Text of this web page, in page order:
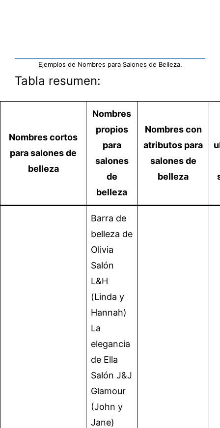
Ejemplos de Nombres para Salones de Belleza.
Tabla resumen:
Nombres cortos
para salones de
belleza
Nombres
propios
para
salones
de
belleza
Nombres con
atributos para
salones de
belleza
Barra de
belleza de
Olivia
Salón
L&H
(Linda y
Hannah)
La
elegancia
de Ella
Salón J&J
Glamour
(John y
Jane)